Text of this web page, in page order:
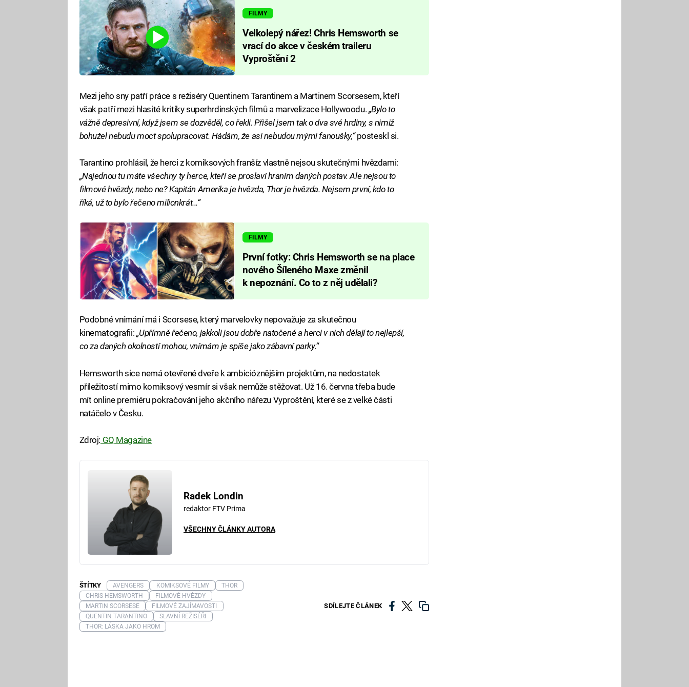
FILMY
Velkolepý nářez! Chris Hemsworth se
vrací do akce v českém traileru
Vyproštění 2
Mezi jeho sny patří práce s režiséry Quentinem Tarantinem a Martinem Scorsesem, kteří
však patří mezi hlasité kritiky superhrdinských filmů a marvelizace Hollywoodu. „Bylo to
vážně depresivní, když jsem se dozvěděl, co řekli. Přišel jsem tak o dva své hrdiny, s nimiž
bohužel nebudu moct spolupracovat. Hádám, že asi nebudou mými fanoušky,“posteskl si.
Tarantino prohlásil, že herci z komiksových franšíz vlastně nejsou skutečnými hvězdami:
„Najednou tu máte všechny ty herce, kteří se proslaví hraním daných postav. Ale nejsou to
filmové hvězdy, nebo ne? Kapitán Amerika je hvězda, Thor je hvězda. Nejsem první, kdo to
říká, už to bylo řečeno milionkrát...“
FILMY
První fotky: Chris Hemsworth se na place
nového Šíleného Maxe změnil
k nepoznání. Co to z něj udělali?
Podobné vnímání má i Scorsese, který marvelovky nepovažuje za skutečnou
kinematografii: „Upřímně řečeno, jakkoli jsou dobře natočené a herci v nich dělají to nejlepší,
co za daných okolností mohou, vnímám je spíše jako zábavní parky.“
Hemsworth sice nemá otevřené dveře k ambicióznějším projektům, na nedostatek
příležitostí mimo komiksový vesmír si však nemůže stěžovat. Už 16. června třeba bude
mít online premiéru pokračování jeho akčního nářezu Vyproštění, které se z velké části
natáčelo v Česku.
Zdroj: GQ Magazine
Radek Londin
redaktor FTV Prima
VŠECHNY ČLÁNKY AUTORA
SDÍLEJTE ČLÁNEK
ŠTÍTKY AVENGERS KOMIKSOVÉ FILMY
THOR
CHRIS HEMSWORTH
FILMOVÉ HVĚZDY
MARTIN SCORSESE
FILMOVÉ ZAJÍMAVOSTI
QUENTIN TARANTINO
SLAVNÍ REŽISÉŘI
THOR: LÁSKA JAKO HROM